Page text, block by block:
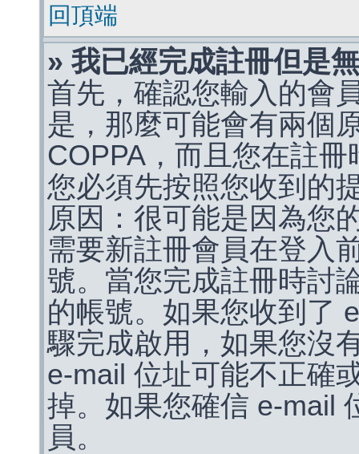
回頂端
» 我已經完成註冊但是
首先，確認您輸入的會
是，那麼可能會有兩個
COPPA，而且您在註
您必須先按照您收到的
原因：很可能是因為您
需要新註冊會員在登入
號。當您完成註冊時討
的帳號。如果您收到了
驟完成啟用，如果您沒
e-mail 位址可能不正確
掉。如果您確信 e-mail
員。